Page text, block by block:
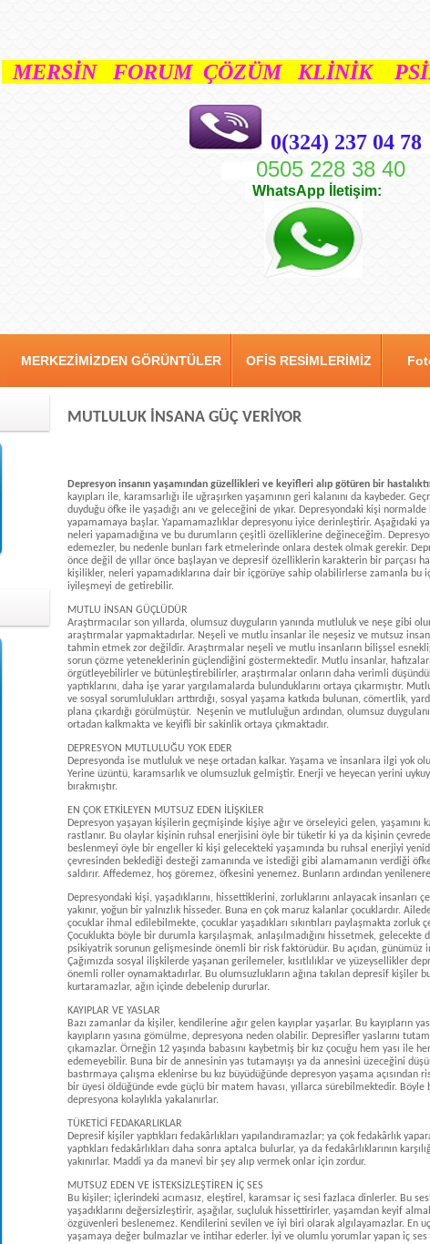
MERSİN FORUM ÇÖZÜM KLİNİK
0(324) 237 04 78
0505 228 38 40
WhatsApp İletişim:
MERKEZİMİZDEN GÖRÜNTÜLER OFİS RESİMLERİMİZ
MUTLULUK İNSANA GÜÇ VERİYOR
Depresyon insanın yaşamından güzellikleri ve keyifleri alıp götüren bir
kayıpları ile, karamsarlığı ile uğraşırken yaşamının geri kalanını da kaybeder.
duyduğu öfke ile yaşadığı anı ve geleceğini de yıkar. Depresyondaki kişi normalde
yapamamaya başlar. Yapamamazlıklar depresyonu iyice derinleştirir. Aşağıdaki
neleri yapamadığına ve bu durumların çeşitli özelliklerine değineceğim.
edemezler, bu nedenle bunları fark etmelerinde onlara destek olmak gerekir.
önce değil de yıllar önce başlayan ve depresif özelliklerin karakterin bir parçası
kişilikler, neleri yapamadıklarına dair bir içgörüye sahip olabilirlerse zamanla bu
iyileşmeyi de getirebilir.
MUTLU İNSAN GÜÇLÜDÜR
Araştırmacılar son yıllarda, olumsuz duyguların yanında mutluluk ve neşe gibi
araştırmalar yapmaktadırlar. Neşeli ve mutlu insanlar ile neşesiz ve mutsuz
tahmin etmek zor değildir. Araştırmalar neşeli ve mutlu insanların bilişsel
sorun çözme yeteneklerinin güçlendiğini göstermektedir. Mutlu insanlar,
örgütleyebilirler ve bütünleştirebilirler, araştırmalar onların daha verimli
yaptıklarını, daha işe yarar yargılamalarda bulunduklarını ortaya çıkarmıştır.
ve sosyal sorumlulukları arttırdığı, sosyal yaşama katkıda bulunan, cömertlik,
plana çıkardığı görülmüştür. Neşenin ve mutluluğun ardından, olumsuz
ortadan kalkmakta ve keyifli bir sakinlik ortaya çıkmaktadır.
DEPRESYON MUTLULUĞU YOK EDER
Depresyonda ise mutluluk ve neşe ortadan kalkar. Yaşama ve insanlara ilgi yok
Yerine üzüntü, karamsarlık ve olumsuzluk gelmiştir. Enerji ve heyecan yerini
bırakmıştır.
EN ÇOK ETKİLEYEN MUTSUZ EDEN İLİŞKİLER
Depresyon yaşayan kişilerin geçmişinde kişiye ağır ve örseleyici gelen, yaşamını
rastlanır. Bu olaylar kişinin ruhsal enerjisini öyle bir tüketir ki ya da kişinin
beslenmeyi öyle bir engeller ki kişi gelecekteki yaşamında bu ruhsal enerjiyi
çevresinden beklediği desteği zamanında ve istediği gibi alamamanın verdiği
saldırır. Affedemez, hoş göremez, öfkesini yenemez. Bunların ardından
Depresyondaki kişi, yaşadıklarını, hissettiklerini, zorluklarını anlayacak insanları
yakınır, yoğun bir yalnızlık hisseder. Buna en çok maruz kalanlar çocuklardır.
çocuklar ihmal edilebilmekte, çocuklar yaşadıkları sıkıntıları paylaşmakta zorluk
Çocuklukta böyle bir durumla karşılaşmak, anlaşılmadığını hissetmek, gelecekte
psikiyatrik sorunun gelişmesinde önemli bir risk faktörüdür. Bu açıdan, günümüz
Çağımızda sosyal ilişkilerde yaşanan gerilemeler, kısıtlılıklar ve yüzeysellikler
önemli roller oynamaktadırlar. Bu olumsuzlukların ağına takılan depresif kişiler
kurtaramazlar, ağın içinde debelenip dururlar.
KAYIPLAR VE YASLAR
Bazı zamanlar da kişiler, kendilerine ağır gelen kayıplar yaşarlar. Bu kayıpların
kayıpların yasına gömülme, depresyona neden olabilir. Depresifler yaslarını
çıkamazlar. Örneğin 12 yaşında babasını kaybetmiş bir kız çocuğu hem yası ile
edemeyebilir. Buna bir de annesinin yas tutamayışı ya da annesini üzeceğini
bastırmaya çalışma eklenirse bu kız büyüdüğünde depresyon yaşama açısından
bir üyesi öldüğünde evde güçlü bir matem havası, yıllarca sürebilmektedir. Böyle
depresyona kolaylıkla yakalanırlar.
TÜKETİCİ FEDAKARLIKLAR
Depresif kişiler yaptıkları fedakârlıkları yapılandıramazlar; ya çok fedakârlık
yaptıkları fedakârlıkları daha sonra aptalca bulurlar, ya da fedakârlıklarının
yakınırlar. Maddi ya da manevi bir şey alıp vermek onlar için zordur.
MUTSUZ EDEN VE İSTEKSİZLEŞTİREN İÇ SES
Bu kişiler; içlerindeki acımasız, eleştirel, karamsar iç sesi fazlaca dinlerler. Bu
yaşadıklarını değersizleştirir, aşağılar, suçluluk hissettirirler, yaşamdan keyif
özgüvenleri beslenemez. Kendilerini sevilen ve iyi biri olarak algılayamazlar. En
yaşamaya değer bulmazlar ve intihar ederler. İyi ve olumlu yorumlar yapan iç ses